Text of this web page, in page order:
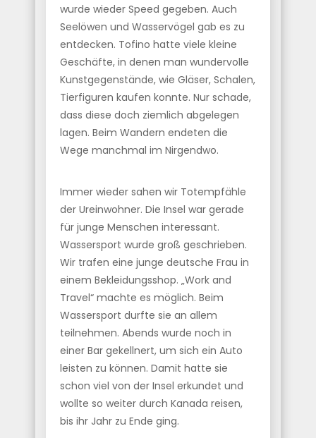
wurde wieder Speed gegeben. Auch
Seelöwen und Wasservögel gab es zu
entdecken. Tofino hatte viele kleine
Geschäfte, in denen man wundervolle
Kunstgegenstände, wie Gläser, Schalen,
Tierfiguren kaufen konnte. Nur schade,
dass diese doch ziemlich abgelegen
lagen. Beim Wandern endeten die
Wege manchmal im Nirgendwo.
Immer wieder sahen wir Totempfähle
der Ureinwohner. Die Insel war gerade
für junge Menschen interessant.
Wassersport wurde groß geschrieben.
Wir trafen eine junge deutsche Frau in
einem Bekleidungsshop. „Work and
Travel“ machte es möglich. Beim
Wassersport durfte sie an allem
teilnehmen. Abends wurde noch in
einer Bar gekellnert, um sich ein Auto
leisten zu können. Damit hatte sie
schon viel von der Insel erkundet und
wollte so weiter durch Kanada reisen,
bis ihr Jahr zu Ende ging.